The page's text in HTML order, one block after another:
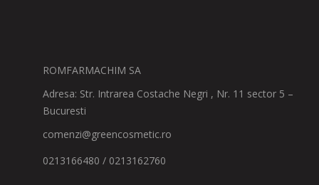
ROMFARMACHIM SA
Adresa: Str. Intrarea Costache Negri , Nr. 11 sector 5 –
Bucuresti
comenzi@greencosmetic.ro
0213166480 / 0213162760